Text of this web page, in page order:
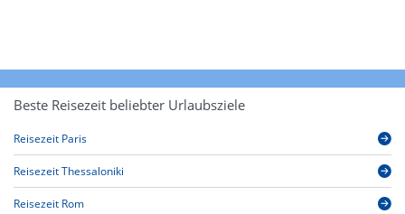
Beste Reisezeit beliebter Urlaubsziele
Reisezeit Paris
Reisezeit Thessaloniki
Reisezeit Rom